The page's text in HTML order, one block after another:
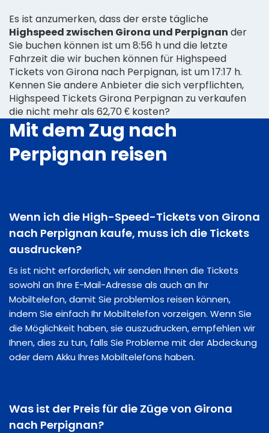
Es ist anzumerken, dass der erste tägliche
Highspeed zwischen Girona und Perpignan der
Sie buchen können ist um 8:56 h und die letzte
Fahrzeit die wir buchen können für Highspeed
Tickets von Girona nach Perpignan, ist um 17:17 h.
Kennen Sie andere Anbieter die sich verpflichten,
Highspeed Tickets Girona Perpignan zu verkaufen
die nicht mehr als 62,70 € kosten?
Mit dem Zug nach
Perpignan reisen
Wenn ich die High-Speed-Tickets von Girona
nach Perpignan kaufe, muss ich die Tickets
ausdrucken?
Es ist nicht erforderlich, wir senden Ihnen die Tickets
sowohl an Ihre E-Mail-Adresse als auch an Ihr
Mobiltelefon, damit Sie problemlos reisen können,
indem Sie einfach Ihr Mobiltelefon vorzeigen. Wenn Sie
die Möglichkeit haben, sie auszudrucken, empfehlen wir
Ihnen, dies zu tun, falls Sie Probleme mit der Abdeckung
oder dem Akku Ihres Mobiltelefons haben.
Was ist der Preis für die Züge von Girona
nach Perpignan?